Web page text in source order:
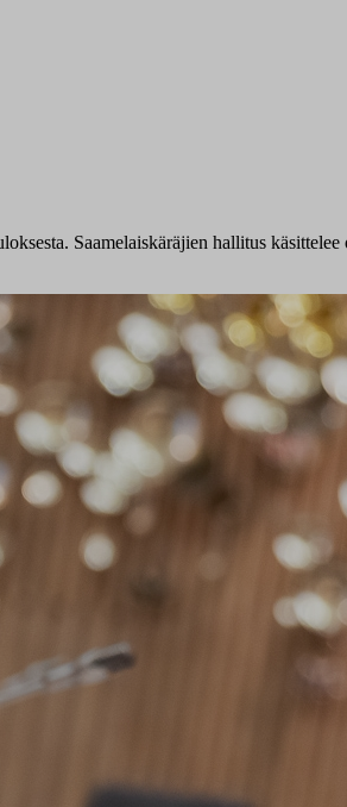
Saamelaiskäräjien hallitus